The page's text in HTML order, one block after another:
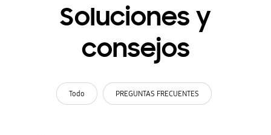
Soluciones y
consejos
Todo PREGUNTAS FRECUENTES